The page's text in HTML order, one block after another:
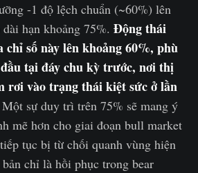
-1 độ lệch chuẩn (~60%) lên
hạn khoảng 75%. Động thái
chỉ số này lên khoảng 60%, phù
tại đáy chu kỳ trước, nơi thị
rơi vào trạng thái kiệt sức ở lần
Một sự duy trì trên 75% sẽ mang ý
mẽ hơn cho giai đoạn bull market
tục bị từ chối quanh vùng hiện
chỉ là hồi phục trong bear